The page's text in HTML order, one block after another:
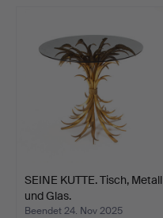
SEINE KUTTE. Tisch, Metall
und Glas.
Beendet 24. Nov 2025